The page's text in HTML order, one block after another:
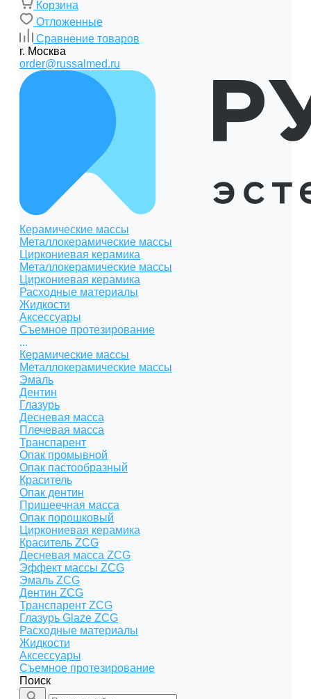
Корзина
Отложенные
Сравнение товаров
г. Москва
order@russalmed.ru
Керамические массы
Металлокерамические массы
Циркониевая керамика
Металлокерамические массы
Циркониевая керамика
Расходные материалы
Жидкости
Аксессуары
Съемное протезирование
...
Керамические массы
Металлокерамические массы
Эмаль
Дентин
Глазурь
Десневая масса
Плечевая масса
Транспарент
Опак промывной
Опак пастообразный
Краситель
Опак дентин
Пришеечная масса
Опак порошковый
Циркониевая керамика
Краситель ZCG
Десневая масса ZCG
Эффект массы ZCG
Эмаль ZCG
Дентин ZCG
Транспарент ZCG
Глазурь Glaze ZCG
Расходные материалы
Жидкости
Аксессуары
Съемное протезирование
Поиск